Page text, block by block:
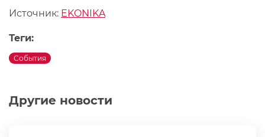
Другие новости
Источник: EKONIKA
Теги:
События